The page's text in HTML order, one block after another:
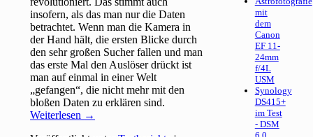
insofern, als das man nur die Daten
betrachtet. Wenn man die Kamera in
der Hand hält, die ersten Blicke durch
den sehr großen Sucher fallen und man
das erste Mal den Auslöser drückt ist
man auf einmal in einer Welt
„gefangen“, die nicht mehr mit den
bloßen Daten zu erklären sind.
Weiterlesen →
mit
dem
Canon
EF 11-
24mm
f/4L
USM
Synology
DS415+
im Test
- DSM